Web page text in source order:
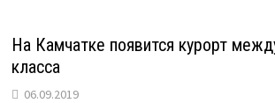
На Камчатке появится курорт
класса
06.09.2019